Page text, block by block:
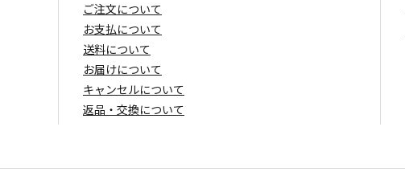
ご注文について
お支払について
送料について
お届けについて
キャンセルについて
返品・交換について